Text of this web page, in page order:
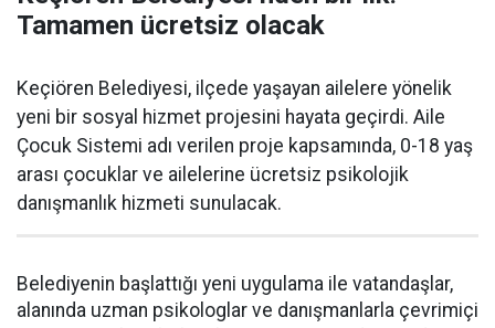
Tamamen ücretsiz olacak
Keçiören Belediyesi, ilçede yaşayan ailelere yönelik
yeni bir sosyal hizmet projesini hayata geçirdi. Aile
Çocuk Sistemi adı verilen proje kapsamında, 0-18 yaş
arası çocuklar ve ailelerine ücretsiz psikolojik
danışmanlık hizmeti sunulacak.
Belediyenin başlattığı yeni uygulama ile vatandaşlar,
alanında uzman psikologlar ve danışmanlarla çevrimiçi